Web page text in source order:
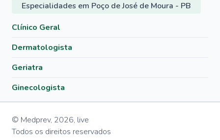
Especialidades em Poço de José de Moura - PB
Clínico Geral
Dermatologista
Geriatra
Ginecologista
© Medprev, 2026, live
Todos os direitos reservados